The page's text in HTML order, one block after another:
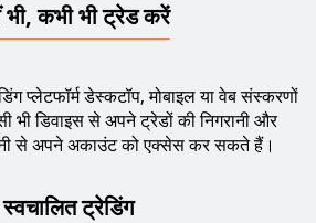
भी, कभी भी ट्रेड करें
प्लेटफॉर्म डेस्कटॉप, मोबाइल या वेब संस्करणों
डिवाइस से अपने ट्रेडों की निगरानी और
से अपने अकाउंट को एक्सेस कर सकते हैं।
स्वचालित ट्रेडिंग